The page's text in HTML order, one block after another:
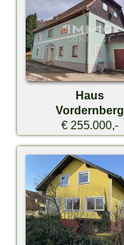
Haus
Vordernberg
€ 255.000,-